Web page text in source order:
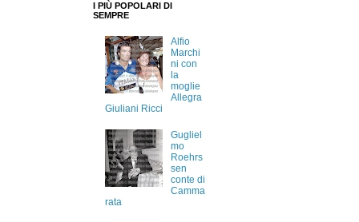
I PIÙ POPOLARI DI
SEMPRE
Alfio
Marchi
ni con
la
moglie
Allegra
Giuliani Ricci
Gugliel
mo
Roehrs
sen
conte di
Camma
rata